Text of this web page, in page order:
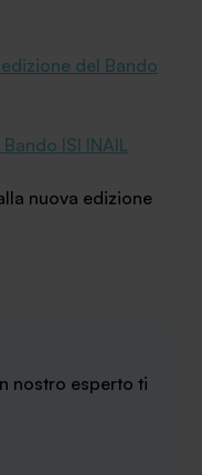
del Bando
ISI INAIL
nuova edizione
nostro esperto ti